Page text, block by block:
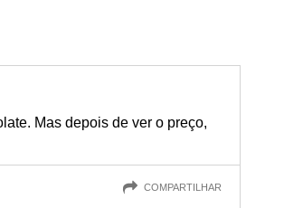
Mas depois de ver o preço,
COMPARTILHAR